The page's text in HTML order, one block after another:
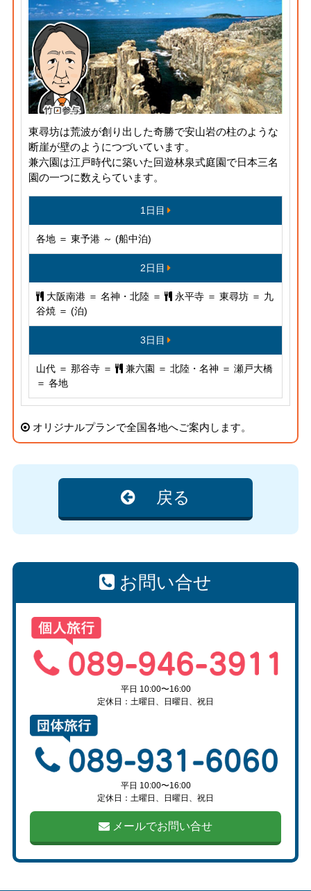
東尋坊は荒波が創り出した奇勝で安山岩の柱のような
断崖が壁のようにつづいています。
兼六園は江戸時代に築いた回遊林泉式庭園で日本三名
園の一つに数えらています。
1日目
各地 ＝ 東予港 ～ (船中泊)
2日目
大阪南港 ＝ 名神・北陸 ＝
永平寺 ＝ 東尋坊 ＝ 九
谷焼 ＝ (泊)
3日目
山代 ＝ 那谷寺 ＝
兼六園 ＝ 北陸・名神 ＝ 瀬戸大橋
＝ 各地
オリジナルプランで全国各地へご案内します。
戻る
お問い合せ
平日 10:00〜16:00
定休日：土曜日、日曜日、祝日
平日 10:00〜16:00
定休日：土曜日、日曜日、祝日
メールでお問い合せ